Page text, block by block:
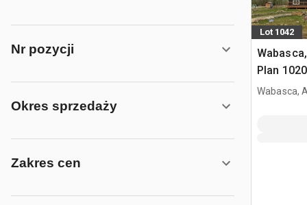
Nr pozycji
Okres sprzedaży
Zakres cen
Lot 1042
Plan
on Title
Wabasca,